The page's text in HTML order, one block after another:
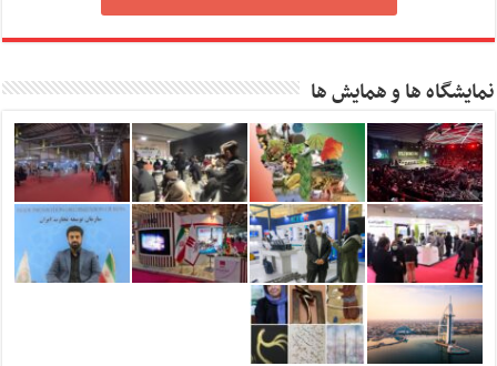
نمایشگاه ها و همایش ها